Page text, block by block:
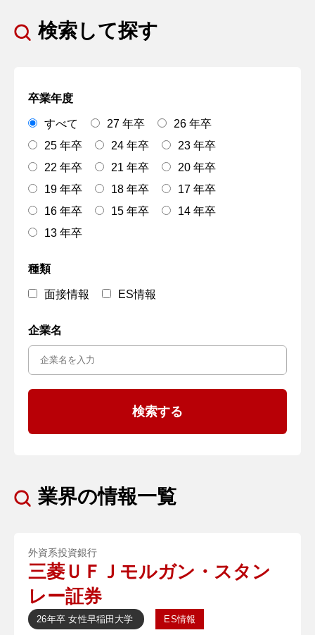
検索して探す
卒業年度
すべて 27 年卒
26 年卒
25 年卒
24 年卒
23 年卒
22 年卒
21 年卒
20 年卒
19 年卒
18 年卒
17 年卒
16 年卒
15 年卒
14 年卒
13 年卒
種類
面接情報 ES情報
企業名
業界の情報一覧
外資系投資銀行
三菱ＵＦＪモルガン・スタン
レー証券
26年卒 女性早稲田大学 ES情報